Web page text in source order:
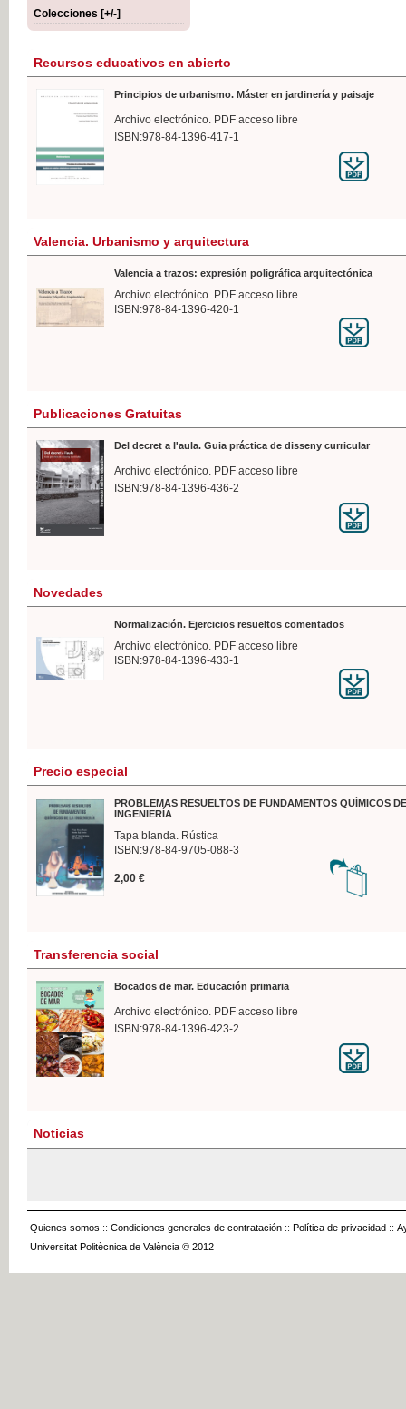
Colecciones [+/-]
Recursos educativos en abierto
Principios de urbanismo. Máster en jardinería y paisaje
Archivo electrónico. PDF acceso libre
ISBN:978-84-1396-417-1
Valencia. Urbanismo y arquitectura
Valencia a trazos: expresión poligráfica arquitectónica
Archivo electrónico. PDF acceso libre
ISBN:978-84-1396-420-1
Publicaciones Gratuitas
Del decret a l'aula. Guia práctica de disseny curricular
Archivo electrónico. PDF acceso libre
ISBN:978-84-1396-436-2
Novedades
Normalización. Ejercicios resueltos comentados
Archivo electrónico. PDF acceso libre
ISBN:978-84-1396-433-1
Precio especial
PROBLEMAS RESUELTOS DE FUNDAMENTOS QUÍMICOS
INGENIERÍA
Tapa blanda. Rústica
ISBN:978-84-9705-088-3
2,00 €
Transferencia social
Bocados de mar. Educación primaria
Archivo electrónico. PDF acceso libre
ISBN:978-84-1396-423-2
Noticias
Quienes somos :: Condiciones generales de contratación :: Política de privacidad ::
Universitat Politècnica de València © 2012